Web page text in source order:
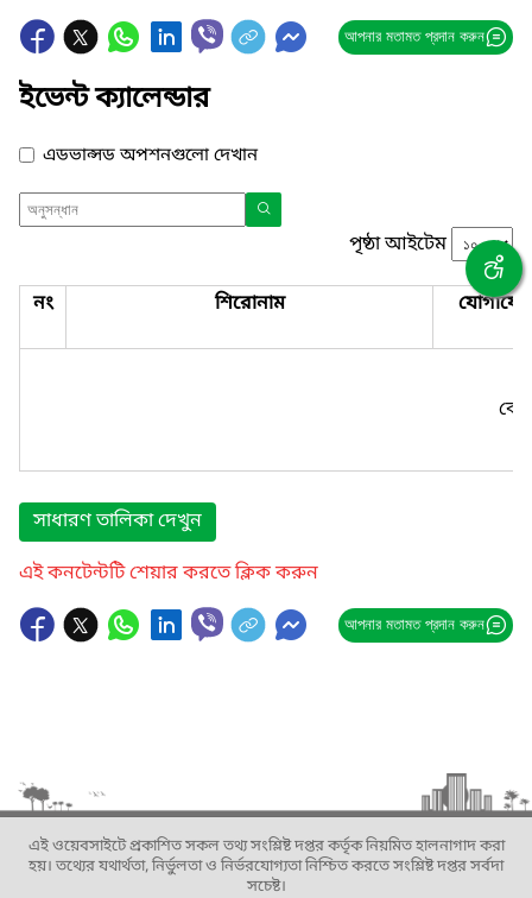
আপনার মতামত প্রদান করুন
ইভেন্ট ক্যালেন্ডার
এডভান্সড অপশনগুলো দেখান
পৃষ্ঠা আইটেম
নং শিরোনাম
সাধারণ তালিকা দেখুন
এই কনটেন্টটি শেয়ার করতে ক্লিক করুন
আপনার মতামত প্রদান করুন
এই ওয়েবসাইটে প্রকাশিত সকল তথ্য সংশ্লিষ্ট দপ্তর কর্তৃক নিয়মিত হালনাগাদ করা
হয়। তথ্যের যথার্থতা, নির্ভুলতা ও নির্ভরযোগ্যতা নিশ্চিত করতে সংশ্লিষ্ট দপ্তর সর্বদা
সচেষ্ট।